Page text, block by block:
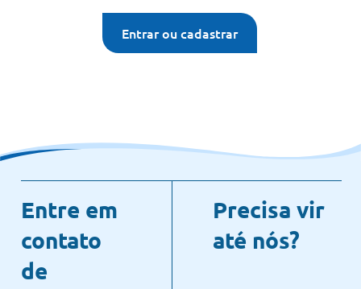
Entre em
contato
de
Precisa vir
até nós?